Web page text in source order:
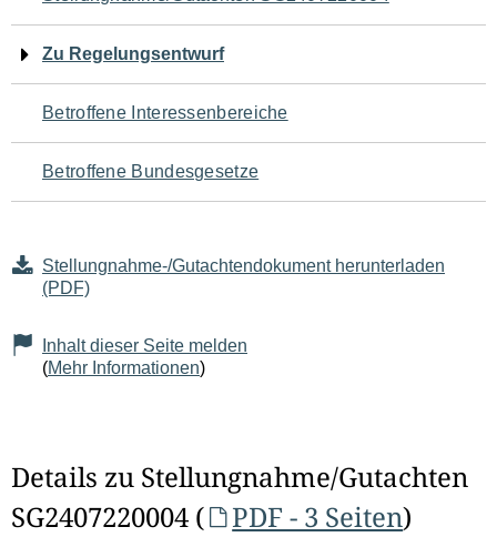
für
den
Seiteninhalt
Zu Regelungsentwurf
Betroffene Interessenbereiche
Betroffene Bundesgesetze
Stellungnahme-/Gutachtendokument herunterladen
(PDF)
Inhalt dieser Seite melden
(Mehr Informationen)
Details zu Stellungnahme/Gutachten
SG2407220004 (
PDF - 3 Seiten)